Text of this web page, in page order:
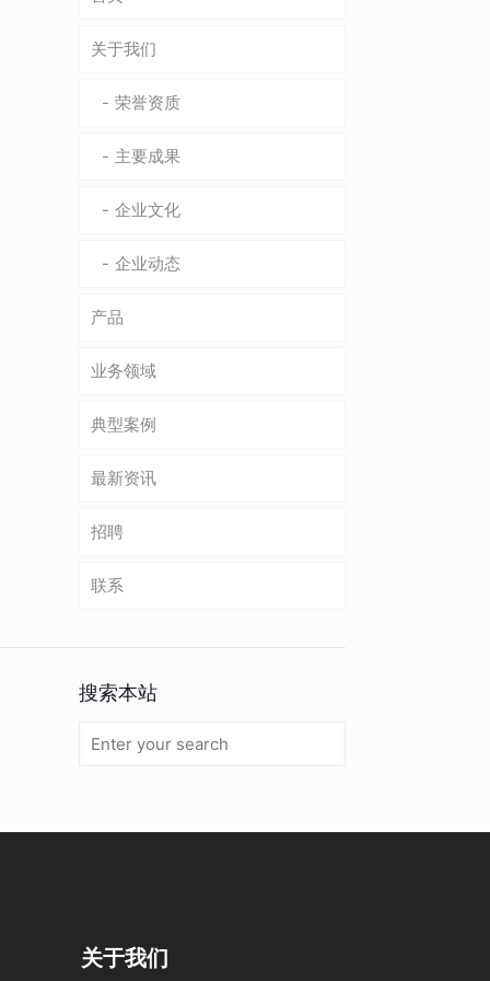
关于我们
荣誉资质
主要成果
企业文化
企业动态
产品
业务领域
典型案例
最新资讯
招聘
联系
搜索本站
关于我们